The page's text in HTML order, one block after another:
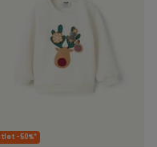
-50%*